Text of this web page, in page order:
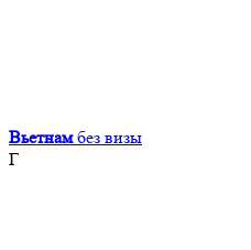
Вьетнам без визы
Г